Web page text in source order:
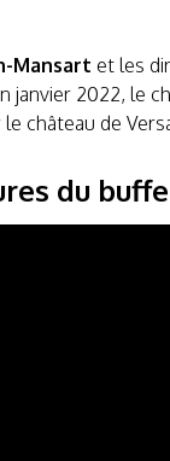
Mansart et les
janvier 2022, le
château de
du